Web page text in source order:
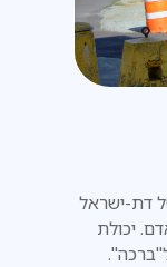
דת-ישראל
יכולת